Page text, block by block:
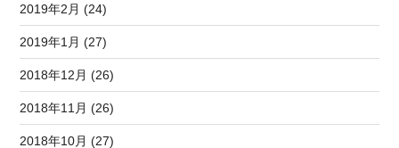
2019年2月 (24)
2019年1月 (27)
2018年12月 (26)
2018年11月 (26)
2018年10月 (27)